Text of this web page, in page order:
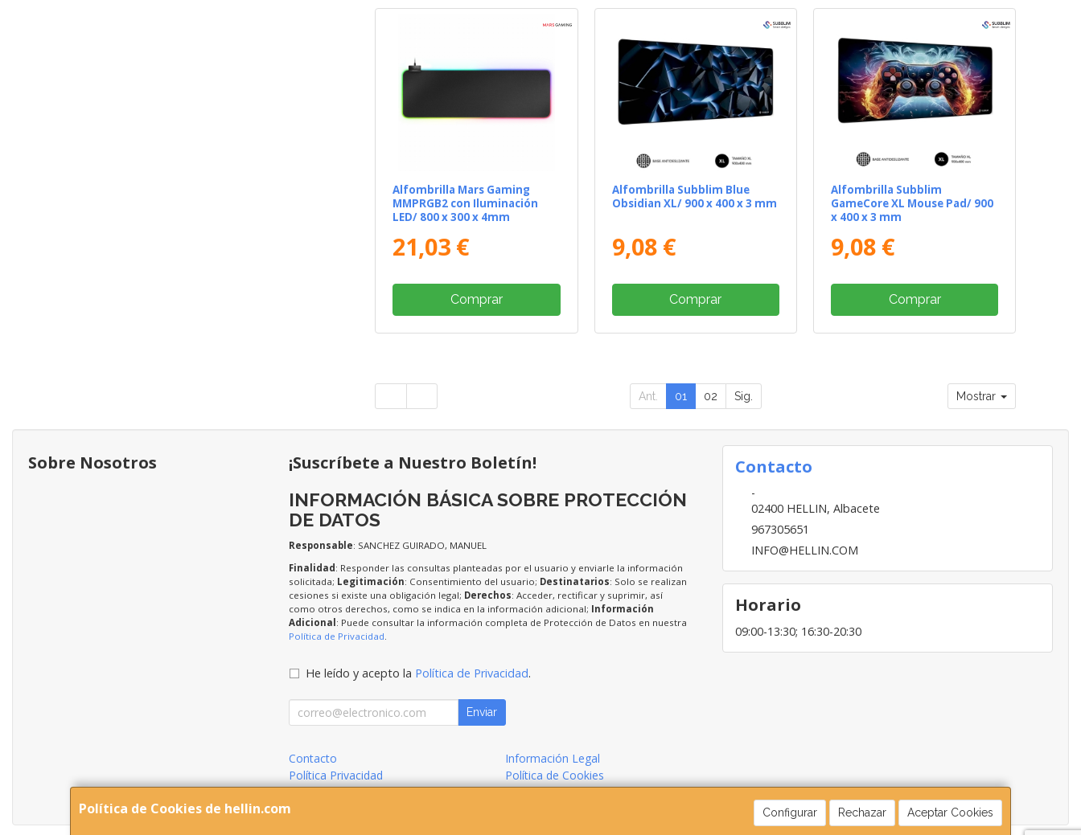
Alfombrilla Mars Gaming
MMPRGB2 con Iluminación
LED/ 800 x 300 x 4mm
21,03 €
Comprar
Alfombrilla Subblim Blue
Obsidian XL/ 900 x 400 x 3 mm
9,08 €
Comprar
Alfombrilla Subblim
GameCore XL Mouse Pad/ 900
x 400 x 3 mm
9,08 €
Comprar
Ant. 01 02 Sig. Mostrar
Política de Cookies de hellin.com Configurar Rechazar Aceptar Cookies
Sobre Nosotros
¡Suscríbete a Nuestro Boletín!
INFORMACIÓN BÁSICA SOBRE PROTECCIÓN
DE DATOS
Responsable: SANCHEZ GUIRADO, MANUEL
Finalidad: Responder las consultas planteadas por el usuario y enviarle la información
solicitada; Legitimación: Consentimiento del usuario; Destinatarios: Solo se realizan
cesiones si existe una obligación legal; Derechos: Acceder, rectificar y suprimir, así
como otros derechos, como se indica en la información adicional; Información
Adicional: Puede consultar la información completa de Protección de Datos en nuestra
Política de Privacidad
He leído y acepto la Política de Privacidad.
Enviar
Contacto
Información Legal
Política Privacidad
Política de Cookies
Condiciones de Compra
Formas de Pago
Contacto
-
02400 HELLIN, Albacete
967305651
INFO@HELLIN.COM
Horario
09:00-13:30; 16:30-20:30